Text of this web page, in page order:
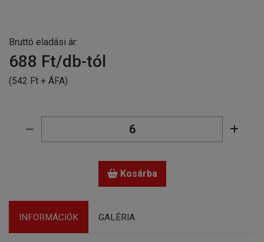
Bruttó eladási ár:
688 Ft/db-tól
(542 Ft + ÁFA)
Kosárba
INFORMÁCIÓK GALÉRIA